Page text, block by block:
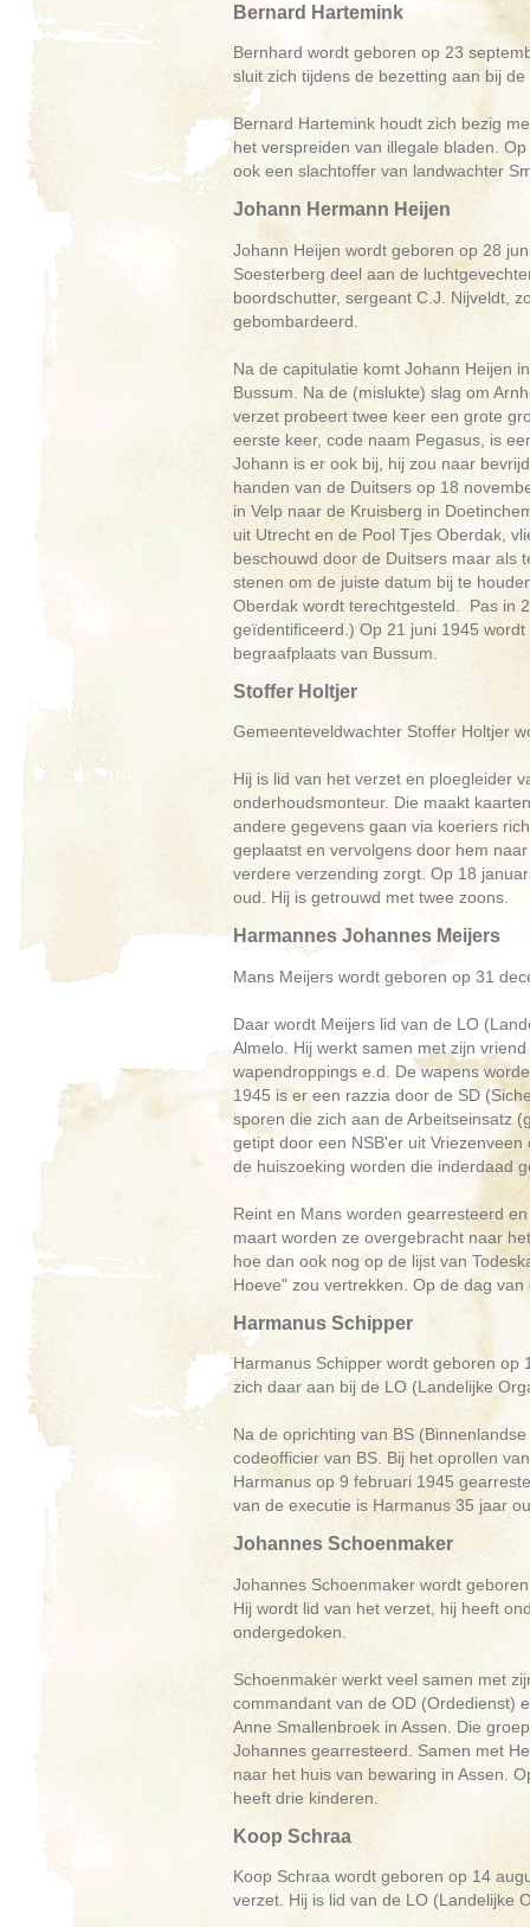
Bernard Hartemink
Bernhard wordt geboren op 23
sluit zich tijdens de bezetting aan bij
Bernard Hartemink houdt zich bezig
het verspreiden van illegale bladen.
ook een slachtoffer van landwachter
Johann Hermann Heijen
Johann Heijen wordt geboren op 28
Soesterberg deel aan de
boordschutter, sergeant C.J. Nijveldt,
gebombardeerd.
Na de capitulatie komt Johann Heijen
Bussum. Na de (mislukte) slag om
verzet probeert twee keer een grote
eerste keer, code naam Pegasus, is
Johann is er ook bij, hij zou naar
handen van de Duitsers op 18
in Velp naar de Kruisberg in
uit Utrecht en de Pool Tjes Oberdak,
beschouwd door de Duitsers maar als
stenen om de juiste datum bij te
Oberdak wordt terechtgesteld. Pas in
geïdentificeerd.) Op 21 juni 1945
begraafplaats van Bussum.
Stoffer Holtjer
Gemeenteveldwachter Stoffer Holtjer
Hij is lid van het verzet en ploegleider
onderhoudsmonteur. Die maakt
andere gegevens gaan via koeriers
geplaatst en vervolgens door hem
verdere verzending zorgt. Op 18
oud. Hij is getrouwd met twee zoons.
Harmannes Johannes Meijers
Mans Meijers wordt geboren op 31
Daar wordt Meijers lid van de LO
Almelo. Hij werkt samen met zijn
wapendroppings e.d. De wapens
1945 is er een razzia door de SD
sporen die zich aan de Arbeitseinsatz
getipt door een NSB'er uit
de huiszoeking worden die inderdaad
Reint en Mans worden gearresteerd
maart worden ze overgebracht naar
hoe dan ook nog op de lijst van
Hoeve" zou vertrekken. Op de dag
Harmanus Schipper
Harmanus Schipper wordt geboren op
zich daar aan bij de LO (Landelijke
Na de oprichting van BS
codeofficier van BS. Bij het oprollen
Harmanus op 9 februari 1945
van de executie is Harmanus 35 jaar
Johannes Schoenmaker
Johannes Schoenmaker wordt
Hij wordt lid van het verzet, hij heeft
ondergedoken.
Schoenmaker werkt veel samen met
commandant van de OD (Ordedienst)
Anne Smallenbroek in Assen. Die
Johannes gearresteerd. Samen met
naar het huis van bewaring in Assen.
heeft drie kinderen.
Koop Schraa
Koop Schraa wordt geboren op 14
verzet. Hij is lid van de LO (Landelijke